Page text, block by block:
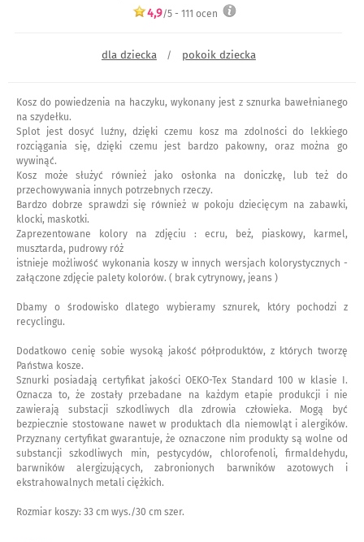
4,9/5 - 111 ocen
dla dziecka / pokoik dziecka
Kosz do powiedzenia na haczyku, wykonany jest z sznurka bawełnianego
na szydełku.
Splot jest dosyć luźny, dzięki czemu kosz ma zdolności do lekkiego
rozciągania się, dzięki czemu jest bardzo pakowny, oraz można go
wywinąć.
Kosz może służyć również jako osłonka na doniczkę, lub też do
przechowywania innych potrzebnych rzeczy.
Bardzo dobrze sprawdzi się również w pokoju dziecięcym na zabawki,
klocki, maskotki.
Zaprezentowane kolory na zdjęciu : ecru, beż, piaskowy, karmel,
musztarda, pudrowy róż
istnieje możliwość wykonania koszy w innych wersjach kolorystycznych -
załączone zdjęcie palety kolorów. ( brak cytrynowy, jeans )
Dbamy o środowisko dlatego wybieramy sznurek, który pochodzi z
recyclingu.
Dodatkowo cenię sobie wysoką jakość półproduktów, z których tworzę
Państwa kosze.
Sznurki posiadają certyfikat jakości OEKO-Tex Standard 100 w klasie I.
Oznacza to, że zostały przebadane na każdym etapie produkcji i nie
zawierają substacji szkodliwych dla zdrowia człowieka. Mogą być
bezpiecznie stostowane nawet w produktach dla niemowląt i alergików.
Przyznany certyfikat gwarantuje, że oznaczone nim produkty są wolne od
substancji szkodliwych min, pestycydów, chlorofenoli, firmaldehydu,
barwników alergizujących, zabronionych barwników azotowych i
ekstrahowalnych metali ciężkich.
Rozmiar koszy: 33 cm wys./30 cm szer.